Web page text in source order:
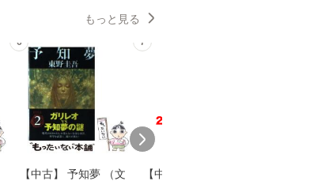
もっと見る
6
【中古】 予知夢 （文
7
【中古】 野ブタ。を